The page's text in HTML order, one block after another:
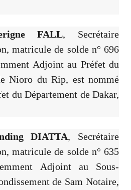
FALL, Secrétaire
matricule de solde n° 696
Adjoint au Préfet du
Nioro du Rip, est nommé
du Département de Dakar,
DIATTA, Secrétaire
matricule de solde n° 635
Adjoint au Sous-
de Sam Notaire,